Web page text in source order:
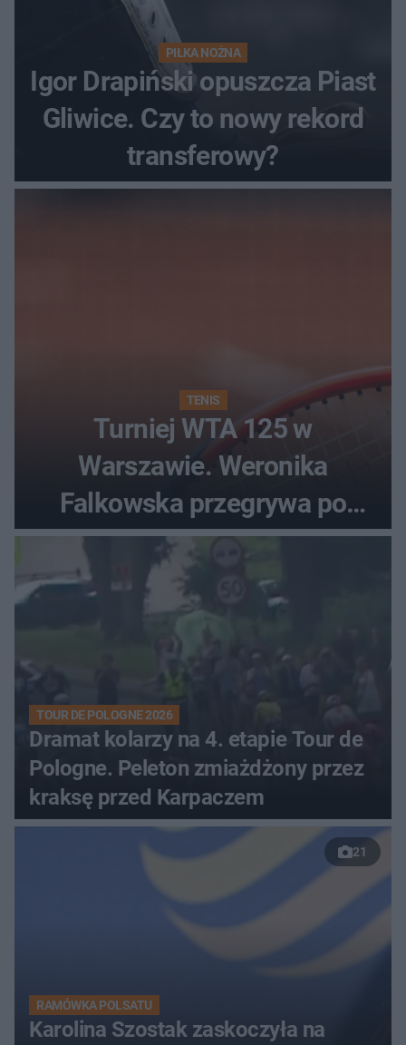
PIŁKA NOŻNA
Igor Drapiński opuszcza Piast
Gliwice. Czy to nowy rekord
transferowy?
TENIS
Turniej WTA 125 w
Warszawie. Weronika
Falkowska przegrywa po
zaciętym boju
TOUR DE POLOGNE 2026
Dramat kolarzy na 4. etapie Tour de
Pologne. Peleton zmiażdżony przez
kraksę przed Karpaczem
21
RAMÓWKA POLSATU
Karolina Szostak zaskoczyła na